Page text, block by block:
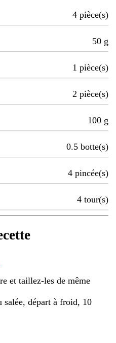
4 pièce(s)
50 g
1 pièce(s)
2 pièce(s)
100 g
0.5 botte(s)
4 pincée(s)
4 tour(s)
et taillez-les de même
salée, départ à froid, 10